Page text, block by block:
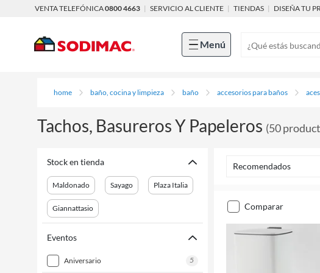
VENTA TELEFÓNICA0800 4663 | SERVICIO AL CLIENTE | TIENDAS | DISEÑA TU
Menú
home baño, cocina y limpieza baño accesorios para baños
Tachos, Basureros Y Papeleros (50
Stock en tienda
Maldonado Sayago Plaza Italia
Giannattasio
Eventos
aniversario 5
Recomendados
comparar